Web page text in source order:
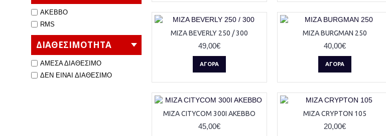
AKEBBO
RMS
ΔΙΑΘΕΣΙΜΟΤΗΤΑ
ΑΜΕΣΑ ΔΙΑΘΕΣΙΜΟ
ΔΕΝ ΕΙΝΑΙ ΔΙΑΘΕΣΙΜΟ
ΜΙΖΑ BEVERLY 250 / 300
49,00€
ΑΓΟΡΆ
ΜΙΖΑ BURGMAN 250
40,00€
ΑΓΟΡΆ
ΜΙΖΑ CITYCOM 300I AKEBBO
45,00€
ΜΙΖΑ CRYPTON 105
20,00€